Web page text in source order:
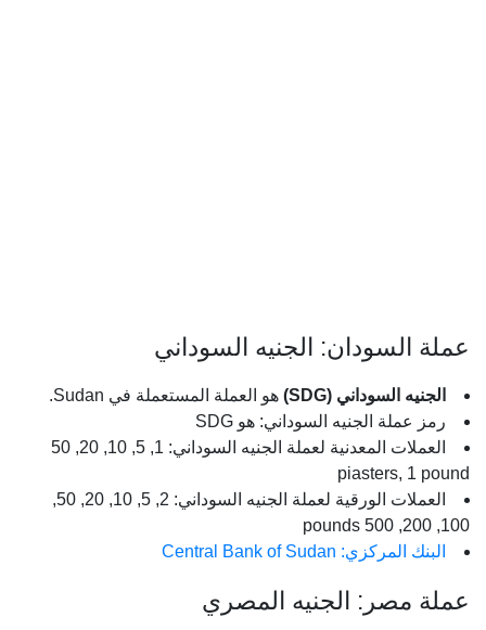
عملة السودان: الجنيه السوداني
الجنيه السوداني (SDG)
هو العملة المستعملة في Sudan.
رمز عملة الجنيه السوداني: هو SDG
العملات المعدنية لعملة الجنيه السوداني: 1, 5, 10, 20, 50
piasters, 1 pound
العملات الورقية لعملة الجنيه السوداني: 2, 5, 10, 20, 50,
100, 200, 500 pounds
البنك المركزي: Central Bank of Sudan
عملة مصر: الجنيه المصري